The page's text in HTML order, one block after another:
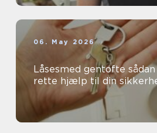
06. May 2026
Låsesmed gentofte sådan vælger du den
rette hjælp til din